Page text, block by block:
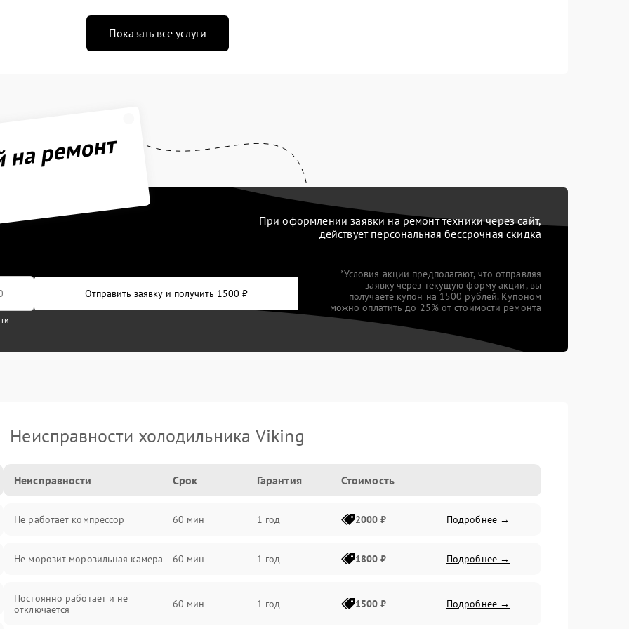
Показать все услуги
ремонт
При оформлении заявки на ремонт техники через сайт,
действует персональная бессрочная скидка
Отправить заявку и получить 1500 ₽
*Условия акции предполагают, что отправляя
заявку через текущую форму акции, вы
получаете купон на 1500 рублей. Купоном
можно оплатить до 25% от стоимости ремонта
Неисправности холодильника Viking
Неисправности Срок Гарантия Стоимость
Не работает компрессор 60 мин 1 год 2000 ₽ Подробнее →
Не морозит морозильная камера 60 мин 1 год 1800 ₽ Подробнее →
Постоянно работает и не
отключается
60 мин 1 год 1500 ₽ Подробнее →